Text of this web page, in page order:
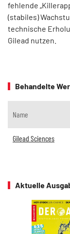
fehlende
(stabiles)
technische
Gilead nutzen.
Behandelte
Name
Gilead Sciences
Aktuelle